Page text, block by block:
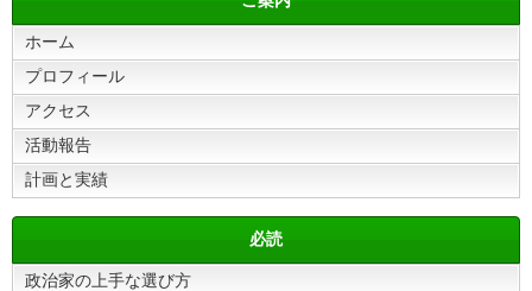
ホーム
プロフィール
アクセス
活動報告
計画と実績
必読
政治家の上手な選び方